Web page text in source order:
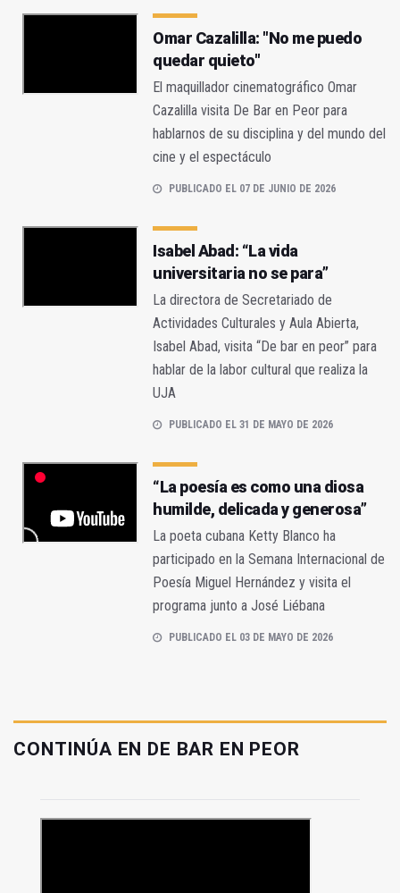
Omar Cazalilla: "No me puedo
quedar quieto"
El maquillador cinematográfico Omar
Cazalilla visita De Bar en Peor para
hablarnos de su disciplina y del mundo del
cine y el espectáculo
PUBLICADO EL 07 DE JUNIO DE 2026
Isabel Abad: “La vida
universitaria no se para”
La directora de Secretariado de
Actividades Culturales y Aula Abierta,
Isabel Abad, visita “De bar en peor” para
hablar de la labor cultural que realiza la
UJA
PUBLICADO EL 31 DE MAYO DE 2026
“La poesía es como una diosa
humilde, delicada y generosa”
La poeta cubana Ketty Blanco ha
participado en la Semana Internacional de
Poesía Miguel Hernández y visita el
programa junto a José Liébana
PUBLICADO EL 03 DE MAYO DE 2026
CONTINÚA EN DE BAR EN PEOR